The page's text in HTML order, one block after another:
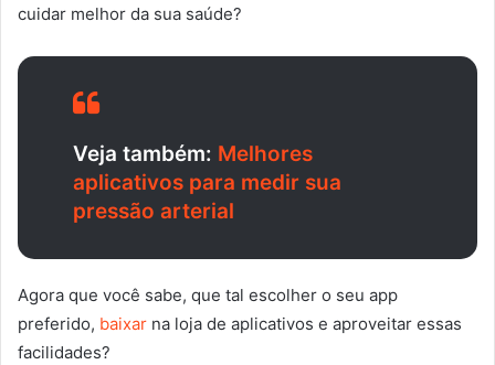
cuidar melhor da sua saúde?
Veja também: Melhores
aplicativos para medir sua
pressão arterial
Agora que você sabe, que tal escolher o seu app
preferido, baixar na loja de aplicativos e aproveitar essas
facilidades?